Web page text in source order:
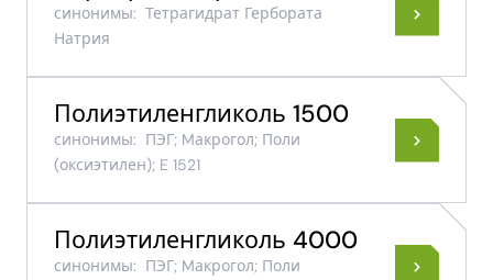
синонимы: Тетрагидрат Гербората
Натрия
Полиэтиленгликоль 1500
синонимы: ПЭГ; Mакрогол; Поли​
(оксиэтилен)​; E 1521
Полиэтиленгликоль 4000
синонимы: ПЭГ; Mакрогол; Поли​